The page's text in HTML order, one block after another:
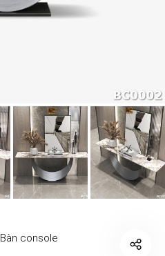
Bàn console